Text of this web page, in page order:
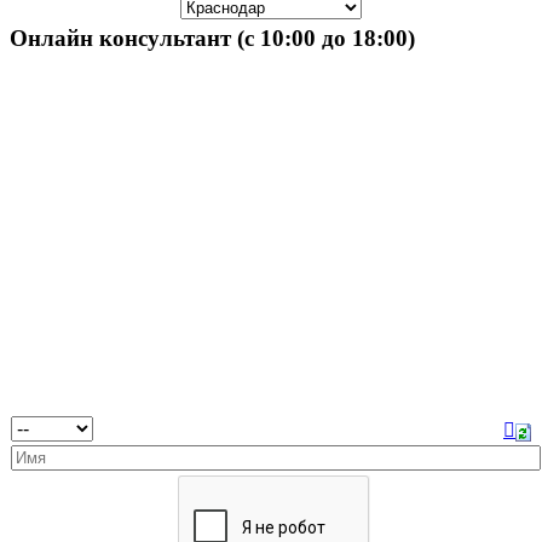
Онлайн консультант (с 10:00 до 18:00)